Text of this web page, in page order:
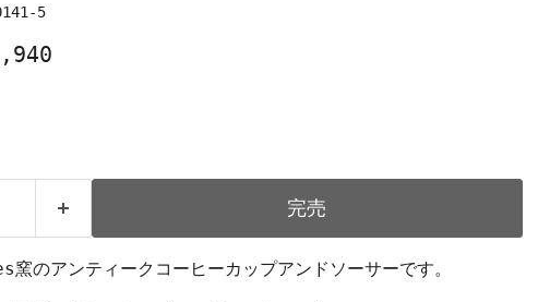
5
完売
のアンティークコーヒーカップアンドソーサーです。